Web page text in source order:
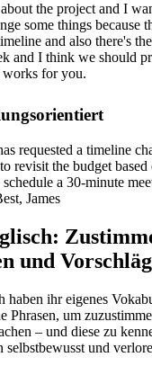
the project and I
some things because
and also there's
and I think we should
works for you.
requested a timeline
revisit the budget based
a 30-minute
James
und
haben ihr eigenes
Phrasen, um
– und diese zu
selbstbewusst und